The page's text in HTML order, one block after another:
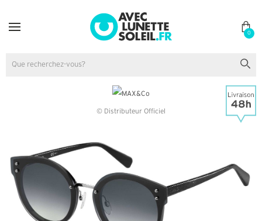
0
© Distributeur Officiel